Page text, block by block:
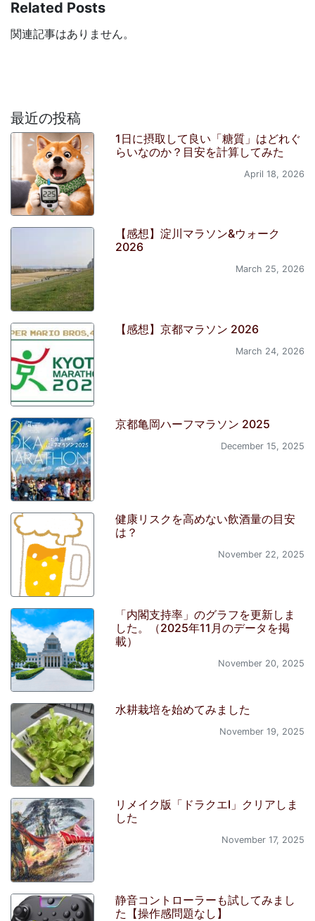
Related Posts
関連記事はありません。
最近の投稿
1日に摂取して良い「糖質」はどれぐ
らいなのか？目安を計算してみた
April 18, 2026
【感想】淀川マラソン&ウォーク
2026
March 25, 2026
【感想】京都マラソン 2026
March 24, 2026
京都亀岡ハーフマラソン 2025
December 15, 2025
健康リスクを高めない飲酒量の目安
は？
November 22, 2025
「内閣支持率」のグラフを更新しま
した。（2025年11月のデータを掲
載）
November 20, 2025
水耕栽培を始めてみました
November 19, 2025
リメイク版「ドラクエI」クリアしま
した
November 17, 2025
静音コントローラーも試してみまし
た【操作感問題なし】